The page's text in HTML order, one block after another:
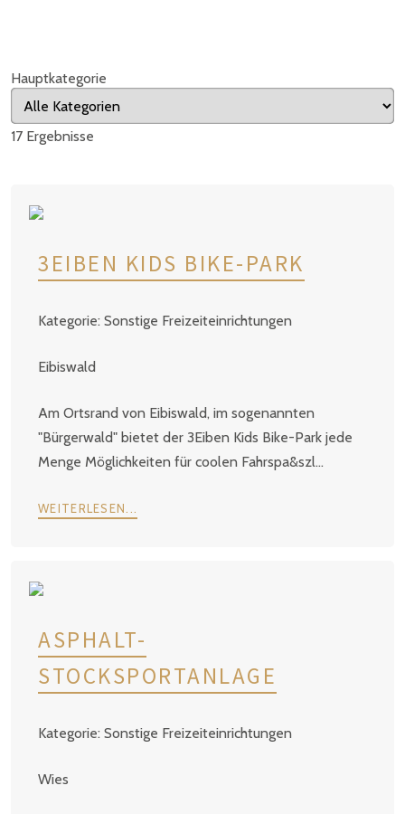
Hauptkategorie
17 Ergebnisse
3EIBEN KIDS BIKE-PARK
Sonstige Freizeiteinrichtungen
Eibiswald
Am Ortsrand von Eibiswald, im sogenannten
"Bürgerwald" bietet der 3Eiben Kids Bike-Park jede
Menge Möglichkeiten für coolen Fahrspa&szl...
WEITERLESEN...
ASPHALT-
STOCKSPORTANLAGE
Sonstige Freizeiteinrichtungen
Wies